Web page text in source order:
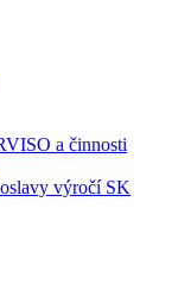
a činnosti
výročí SK